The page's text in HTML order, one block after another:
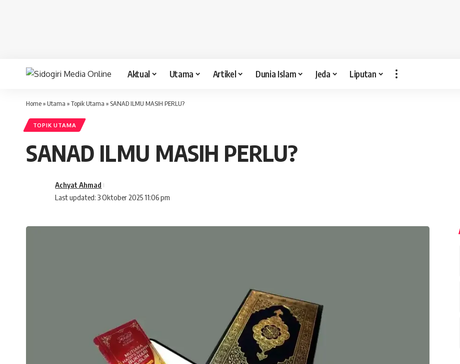
Aktual Utama Artikel Dunia Islam Jeda Liputan
Home» Utama »Topik Utama » SANAD ILMU MASIH PERLU?
TOPIK UTAMA
SANAD ILMU MASIH PERLU?
Last updated: 3 Oktober 2025 11:06 pm
Achyat Ahmad